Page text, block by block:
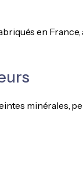
en
minérales,